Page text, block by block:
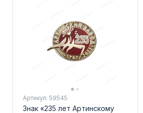
Артикул: 59545
Знак «235 лет Артинскому